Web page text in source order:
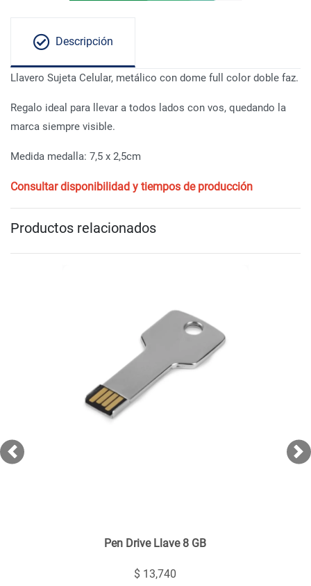
Descripción
Llavero Sujeta Celular, metálico con dome full color doble faz.
Regalo ideal para llevar a todos lados con vos, quedando la
marca siempre visible.
Medida medalla: 7,5 x 2,5cm
Consultar disponibilidad y tiempos de producción
Productos relacionados
Previous
Pen Drive Llave 8 GB
$ 13,740